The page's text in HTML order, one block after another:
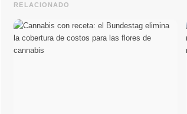
RELACIONADO